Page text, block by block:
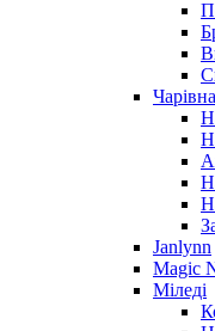
Janlynn
Magic
Міледі